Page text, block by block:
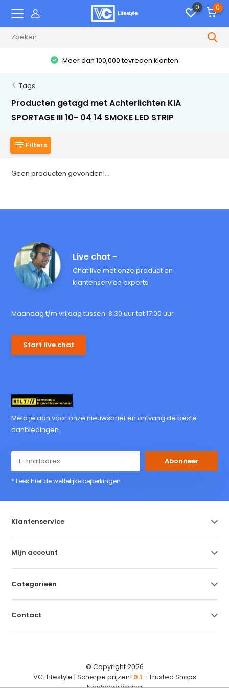
0 0
Meer dan 100,000 tevreden klanten
Tags
Producten getagd met Achterlichten KIA
SPORTAGE III 10- 04 14 SMOKE LED STRIP
Filters
Geen producten gevonden!...
Live chat -
Chat live met onze product en
klantenservice experts
Maandag t/m vrijdag tussen: 8:30 uur tot 17:00 uur
Start live chat
Meld je aan voor onze nieuwsbrief en ontvang de beste
aanbiedingen.
Abonneer
* Lees hier de wettelijke beperkingen
Klantenservice
Mijn account
Categorieën
Contact
© Copyright 2026
VC-Lifestyle | Scherpe prijzen! 9.1 - Trusted Shops